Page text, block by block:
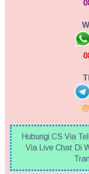
Hubungi CS Via
Via Live Chat Di